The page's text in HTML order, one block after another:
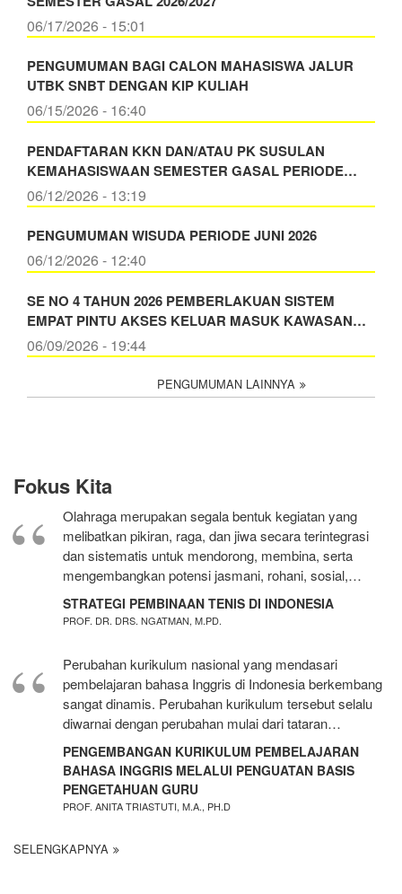
06/17/2026 - 15:01
PENGUMUMAN BAGI CALON MAHASISWA JALUR
UTBK SNBT DENGAN KIP KULIAH
06/15/2026 - 16:40
PENDAFTARAN KKN DAN/ATAU PK SUSULAN
KEMAHASISWAAN SEMESTER GASAL PERIODE…
06/12/2026 - 13:19
PENGUMUMAN WISUDA PERIODE JUNI 2026
06/12/2026 - 12:40
SE NO 4 TAHUN 2026 PEMBERLAKUAN SISTEM
EMPAT PINTU AKSES KELUAR MASUK KAWASAN…
06/09/2026 - 19:44
PENGUMUMAN LAINNYA
Fokus Kita
Olahraga merupakan segala bentuk kegiatan yang
melibatkan pikiran, raga, dan jiwa secara terintegrasi
dan sistematis untuk mendorong, membina, serta
mengembangkan potensi jasmani, rohani, sosial,…
STRATEGI PEMBINAAN TENIS DI INDONESIA
PROF. DR. DRS. NGATMAN, M.PD.
Perubahan kurikulum nasional yang mendasari
pembelajaran bahasa Inggris di Indonesia berkembang
sangat dinamis. Perubahan kurikulum tersebut selalu
diwarnai dengan perubahan mulai dari tataran…
PENGEMBANGAN KURIKULUM PEMBELAJARAN
BAHASA INGGRIS MELALUI PENGUATAN BASIS
PENGETAHUAN GURU
PROF. ANITA TRIASTUTI, M.A., PH.D
SELENGKAPNYA